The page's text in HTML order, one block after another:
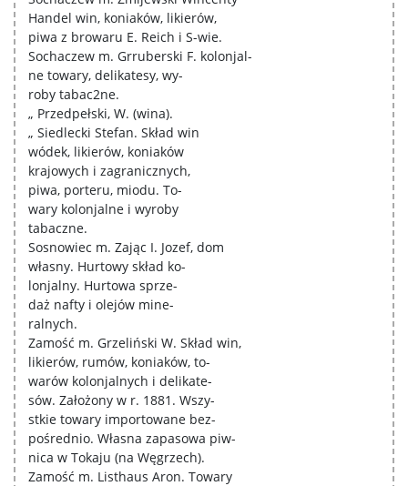
Handel win, koniaków, likierów,
piwa z browaru E. Reich i S-wie.
Sochaczew m. Grruberski F. kolonjal-
ne towary, delikatesy, wy-
roby tabac2ne.
„ Przedpełski, W. (wina).
„ Siedlecki Stefan. Skład win
wódek, likierów, koniaków
krajowych i zagranicznych,
piwa, porteru, miodu. To-
wary kolonjalne i wyroby
tabaczne.
Sosnowiec m. Zając I. Jozef, dom
własny. Hurtowy skład ko-
lonjalny. Hurtowa sprze-
daż nafty i olejów mine-
ralnych.
Zamość m. Grzeliński W. Skład win,
likierów, rumów, koniaków, to-
warów kolonjalnych i delikate-
sów. Założony w r. 1881. Wszy-
stkie towary importowane bez-
pośrednio. Własna zapasowa piw-
nica w Tokaju (na Węgrzech).
Zamość m. Listhaus Aron. Towary